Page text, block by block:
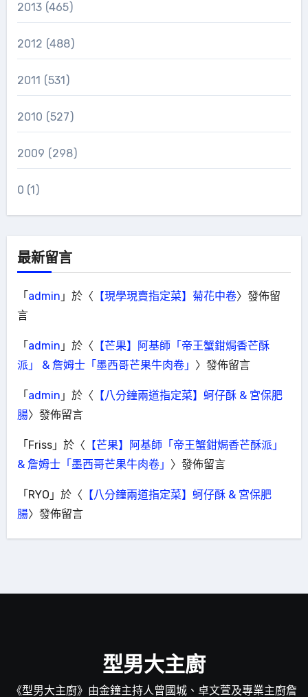
2013 (465)
2012 (488)
2011 (531)
2010 (527)
2009 (298)
0 (1)
最新留言
「admin 」於〈 【現學現賣指定菜】菊花中卷〉發佈留
言
「admin 」於〈 【芒果】阿基師「帝王蟹鉗焗香芒酥
派」 & 詹姆士「墨西哥芒果牛肉卷」 〉發佈留言
「admin 」於〈 【八分鐘兩道指定菜】蚵仔酥 & 宮保肥
腸〉發佈留言
「Friss」於〈 【芒果】阿基師「帝王蟹鉗焗香芒酥派」
& 詹姆士「墨西哥芒果牛肉卷」 〉發佈留言
「RYO 」於〈 【八分鐘兩道指定菜】蚵仔酥 & 宮保肥
腸〉發佈留言
型男大主廚
《型男大主廚》由金鐘主持人曾國城、卓文萱及專業主廚詹